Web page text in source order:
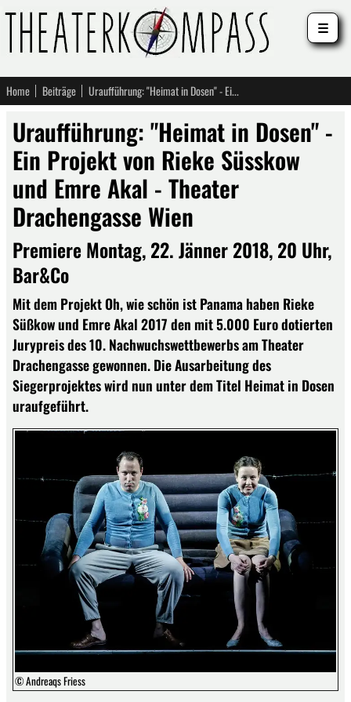
Home Beiträge Uraufführung: "Heimat in Dosen" - Ein Projekt von Rieke Süsskow und Emre Akal - Theater Drachengasse Wien
Uraufführung: "Heimat in Dosen" -
Ein Projekt von Rieke Süsskow
und Emre Akal - Theater
Drachengasse Wien
Premiere Montag, 22. Jänner 2018, 20 Uhr,
Bar&Co
Mit dem Projekt Oh, wie schön ist Panama haben Rieke
Süßkow und Emre Akal 2017 den mit 5.000 Euro dotierten
Jurypreis des 10. Nachwuchswettbewerbs am Theater
Drachengasse gewonnen. Die Ausarbeitung des
Siegerprojektes wird nun unter dem Titel Heimat in Dosen
uraufgeführt.
© Andreaqs Friess
☰